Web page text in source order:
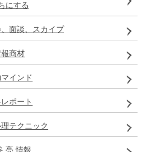
にする
面談、スカイプ
商材
インド
ポート
テクニック
亮 情報